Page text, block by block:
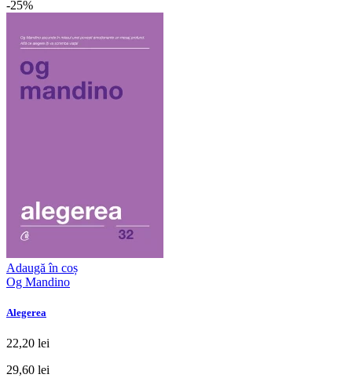
-25%
Adaugă în coș
Og Mandino
Alegerea
22,20 lei
29,60 lei